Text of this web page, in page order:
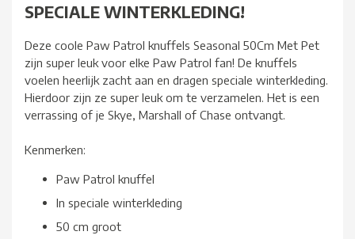
SPECIALE WINTERKLEDING!
Deze coole Paw Patrol knuffels Seasonal 50Cm Met Pet
zijn super leuk voor elke Paw Patrol fan! De knuffels
voelen heerlijk zacht aan en dragen speciale winterkleding.
Hierdoor zijn ze super leuk om te verzamelen. Het is een
verrassing of je Skye, Marshall of Chase ontvangt.
Kenmerken:
Paw Patrol knuffel
In speciale winterkleding
50 cm groot